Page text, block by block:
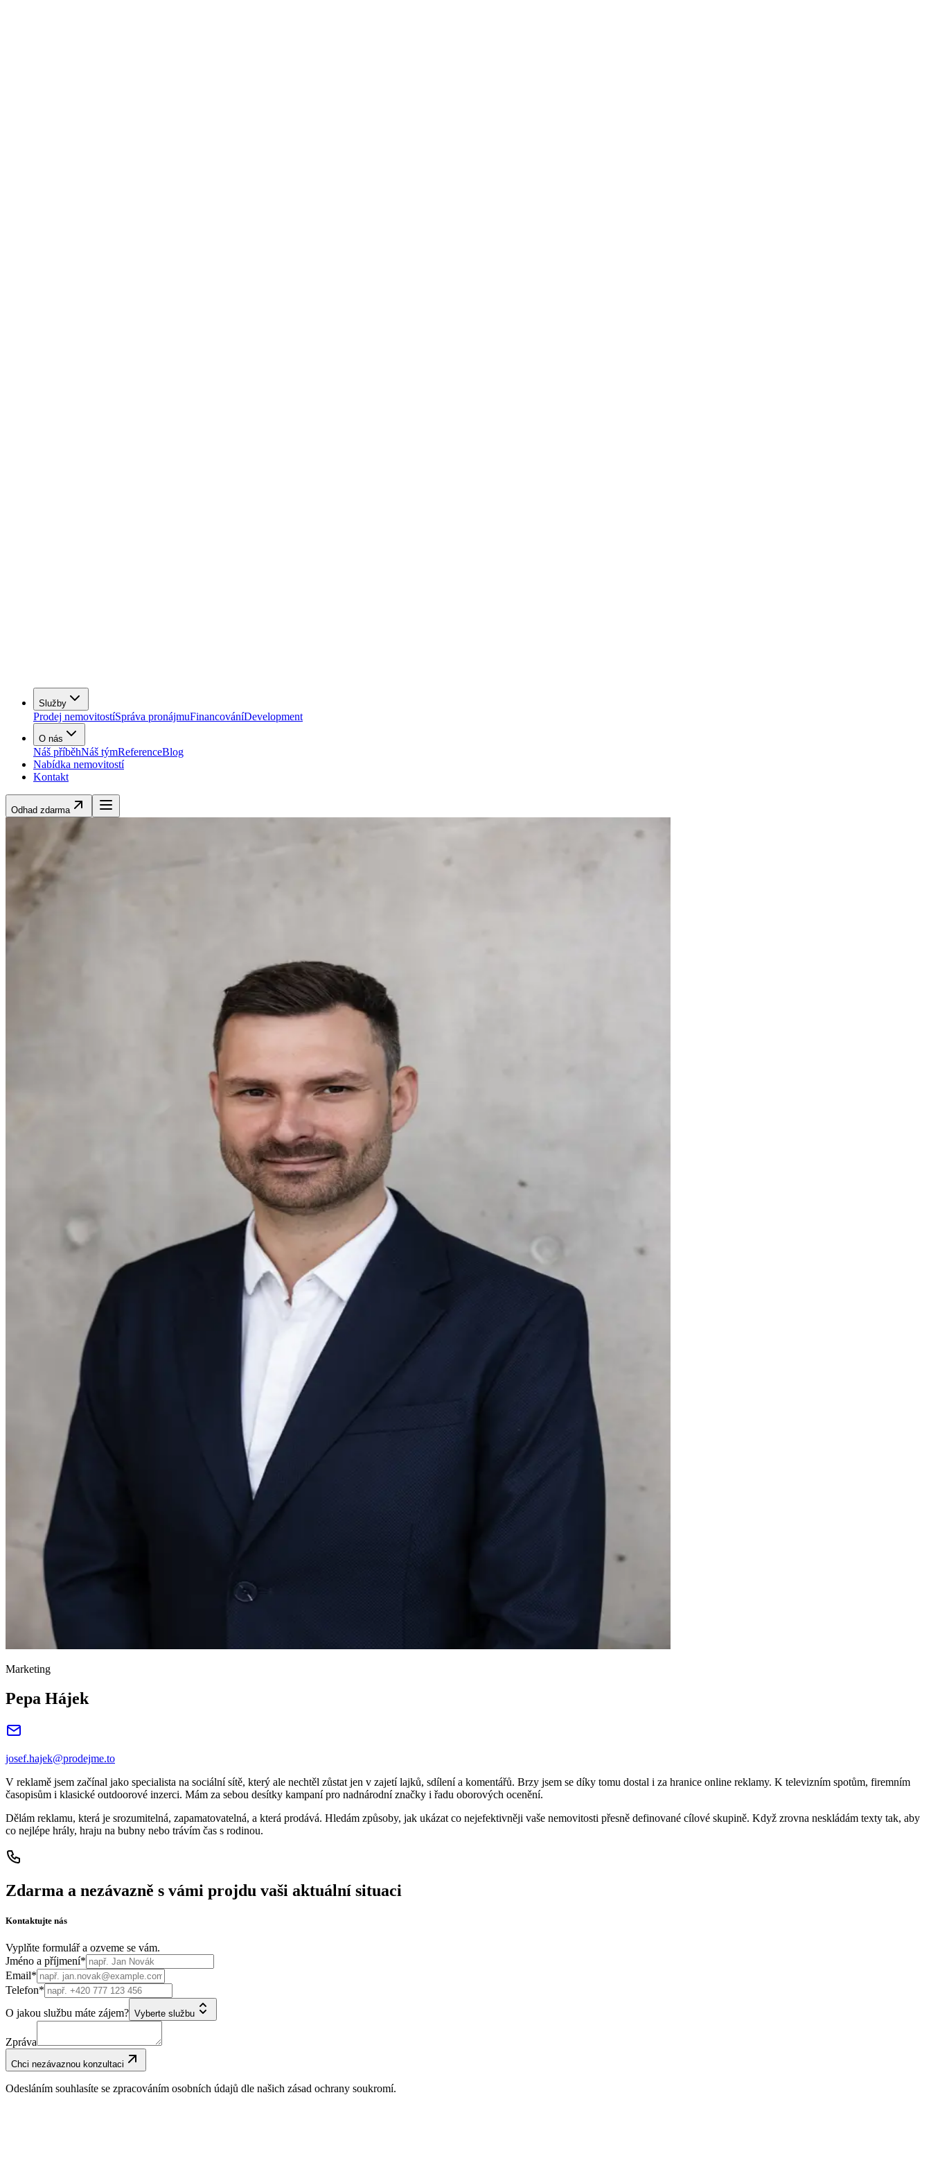
Služby
Prodej nemovitostíSpráva pronájmuFinancováníDevelopment
O nás
Náš příběhNáš týmReferenceBlog
Nabídka nemovitostí
Kontakt
Odhad zdarma
Marketing
Pepa Hájek
josef.hajek@prodejme.to
V reklamě jsem začínal jako specialista na sociální sítě, který ale nechtěl zůstat jen v zajetí lajků, sdílení a komentářů. Brzy jsem se díky tomu dostal i za hranice online reklamy. K televizním spotům, firemním
časopisům i klasické outdoorové inzerci. Mám za sebou desítky kampaní pro nadnárodní značky i řadu oborových ocenění.
Dělám reklamu, která je srozumitelná, zapamatovatelná, a která prodává. Hledám způsoby, jak ukázat co nejefektivněji vaše nemovitosti přesně definované cílové skupině. Když zrovna neskládám texty tak, aby
co nejlépe hrály, hraju na bubny nebo trávím čas s rodinou.
Zdarma a nezávazně s vámi projdu vaši aktuální situaci
Kontaktujte nás
Vyplňte formulář a ozveme se vám.
Jméno a příjmení*
Email*
Telefon*
O jakou službu máte zájem? Vyberte službu
Zpráva
Chci nezávaznou konzultaci
Odesláním souhlasíte se zpracováním osobních údajů dle našich zásad ochrany soukromí.